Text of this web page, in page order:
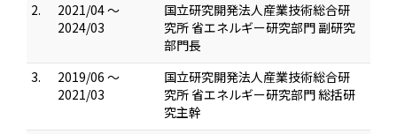
2.
2021/04 ～
2024/03
国立研究開発法人産業技術総合研
究所 省エネルギー研究部門 副研究
部門長
3.
2019/06 ～
2021/03
国立研究開発法人産業技術総合研
究所 省エネルギー研究部門 総括研
究主幹